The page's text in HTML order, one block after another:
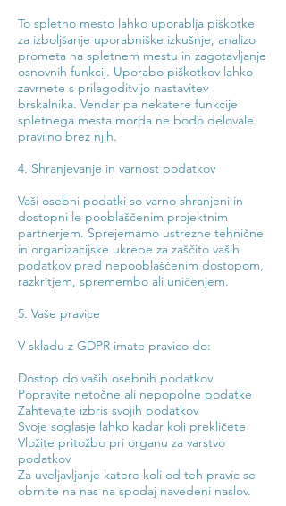
To spletno mesto lahko uporablja piškotke
za izboljšanje uporabniške izkušnje, analizo
prometa na spletnem mestu in zagotavljanje
osnovnih funkcij. Uporabo piškotkov lahko
zavrnete s prilagoditvijo nastavitev
brskalnika. Vendar pa nekatere funkcije
spletnega mesta morda ne bodo delovale
pravilno brez njih.
4. Shranjevanje in varnost podatkov
Vaši osebni podatki so varno shranjeni in
dostopni le pooblaščenim projektnim
partnerjem. Sprejemamo ustrezne tehnične
in organizacijske ukrepe za zaščito vaših
podatkov pred nepooblaščenim dostopom,
razkritjem, spremembo ali uničenjem.
5. Vaše pravice
V skladu z GDPR imate pravico do:
Dostop do vaših osebnih podatkov
Popravite netočne ali nepopolne podatke
Zahtevajte izbris svojih podatkov
Svoje soglasje lahko kadar koli prekličete
Vložite pritožbo pri organu za varstvo
podatkov
Za uveljavljanje katere koli od teh pravic se
obrnite na nas na spodaj navedeni naslov.